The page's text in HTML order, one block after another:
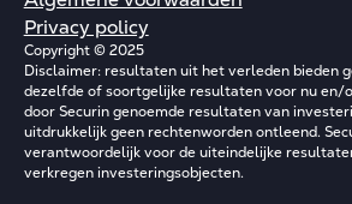
Privacy policy
Copyright © 2025
Disclaimer: resultaten uit het verleden bieden
dezelfde of soortgelijke resultaten voor nu en/
door Securin genoemde resultaten van
uitdrukkelijk geen rechtenworden ontleend.
verantwoordelijk voor de uiteindelijke
verkregen investeringsobjecten.